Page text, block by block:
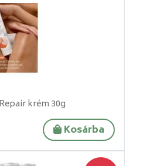
krém 30g
Kosárba